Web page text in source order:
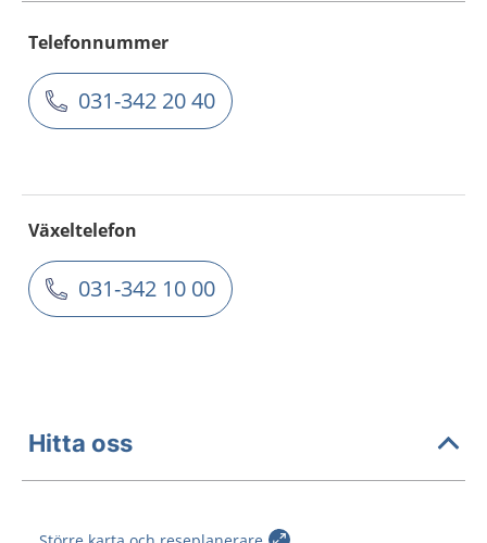
Telefonnummer
031-342 20 40
Växeltelefon
031-342 10 00
Hitta oss